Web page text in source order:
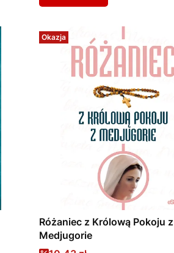
Okazja
Różaniec z Królową Pokoju z
Medjugorie